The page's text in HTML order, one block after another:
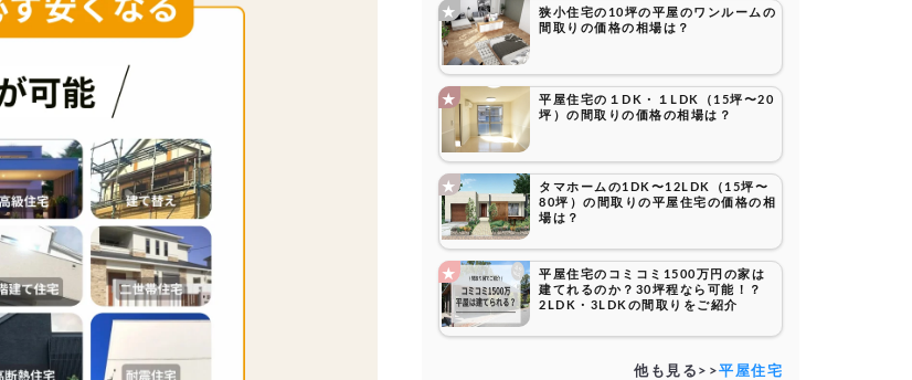
狭小住宅の10坪の平屋のワンルームの
間取りの価格の相場は？
平屋住宅の１DK・１LDK（15坪〜20
坪）の間取りの価格の相場は？
タマホームの1DK〜12LDK（15坪〜
80坪）の間取りの平屋住宅の価格の相
場は？
平屋住宅のコミコミ1500万円の家は
建てれるのか？30坪程なら可能！？
2LDK・3LDKの間取りをご紹介
他も見る>>平屋住宅